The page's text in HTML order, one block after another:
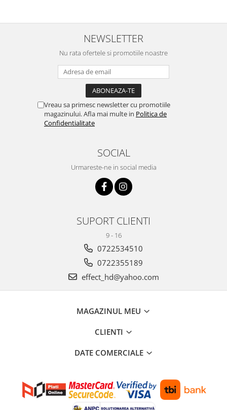
NEWSLETTER
Nu rata ofertele si promotiile noastre
Vreau sa primesc newsletter cu promotiile
magazinului. Afla mai multe in Politica de
Confidentialitate
SOCIAL
Urmareste-ne in social media
SUPORT CLIENTI
9 - 16
0722534510
0722355189
effect_hd@yahoo.com
MAGAZINUL MEU
CLIENTI
DATE COMERCIALE